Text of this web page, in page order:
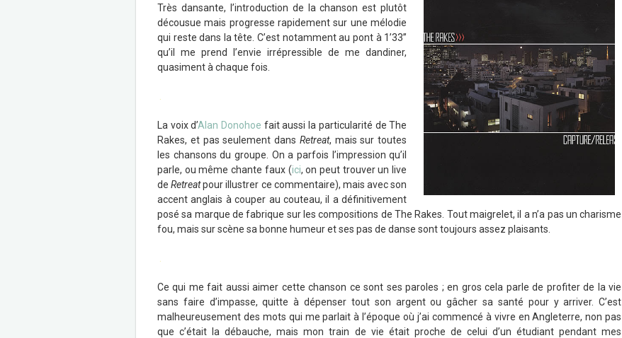
Très dansante, l’introduction de la chanson est plutôt
décousue mais progresse rapidement sur une mélodie
qui reste dans la tête. C’est notamment au pont à 1’33’’
qu’il me prend l’envie irrépressible de me dandiner,
quasiment à chaque fois.
La voix d’Alan Donohoe fait aussi la particularité de The
Rakes, et pas seulement dans Retreat, mais sur toutes
les chansons du groupe. On a parfois l’impression qu’il
parle, ou même chante faux (ici, on peut trouver un live
deRetreatpour illustrer ce commentaire), mais avec son
accent anglais à couper au couteau, il a définitivement
posé sa marque de fabrique sur les compositions de The Rakes. Tout maigrelet, il a n’a pas un charisme
fou, mais sur scène sa bonne humeur et ses pas de danse sont toujours assez plaisants.
Ce qui me fait aussi aimer cette chanson ce sont ses paroles ; en gros cela parle de profiter de la vie
sans faire d’impasse, quitte à dépenser tout son argent ou gâcher sa santé pour y arriver. C’est
malheureusement des mots qui me parlait à l’époque où j’ai commencé à vivre en Angleterre, non pas
que c’était la débauche, mais mon train de vie était proche de celui d’un étudiant pendant mes